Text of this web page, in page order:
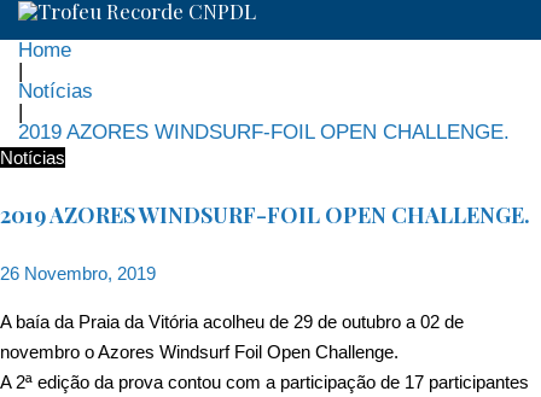
Home
|
Notícias
|
2019 AZORES WINDSURF-FOIL OPEN CHALLENGE.
Notícias
2019 AZORES WINDSURF-FOIL OPEN CHALLENGE.
26 Novembro, 2019
A baía da Praia da Vitória acolheu de 29 de outubro a 02 de
novembro o Azores Windsurf Foil Open Challenge.
A 2ª edição da prova contou com a participação de 17 participantes